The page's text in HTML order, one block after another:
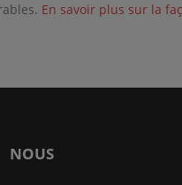
En savoir plus sur la
NOUS